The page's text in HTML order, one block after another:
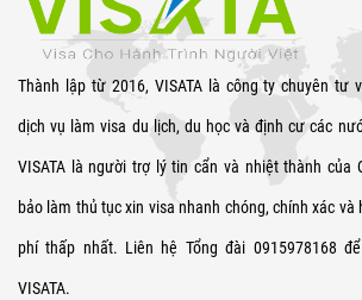
Thành lập từ 2016, VISATA là công ty chuyên tư
dịch vụ làm visa du lịch, du học và định cư các
VISATA là người trợ lý tin cẩn và nhiệt thành của
bảo làm thủ tục xin visa nhanh chóng, chính xác và
phí thấp nhất. Liên hệ Tổng đài 0915978168
VISATA.